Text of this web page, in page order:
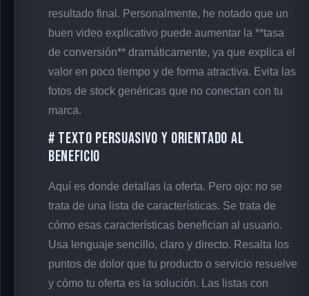
resultado final. Personalmente, he notado que un
buen video explicativo puede aumentar la **tasa
de conversión** dramáticamente, ya que explica el
valor en poco tiempo y de forma atractiva. Evita las
fotos de stock genéricas que no conectan con tu
marca.
# Texto Persuasivo y Orientado al
Beneficio
Aquí es donde detallas la oferta. Pero ojo: no se
trata de una lista de características. Se trata de
cómo esas características benefician al usuario.
Usa lenguaje sencillo, claro y directo. Resalta los
puntos de dolor que tu producto o servicio resuelve
y cómo tu oferta es la solución. Las listas con